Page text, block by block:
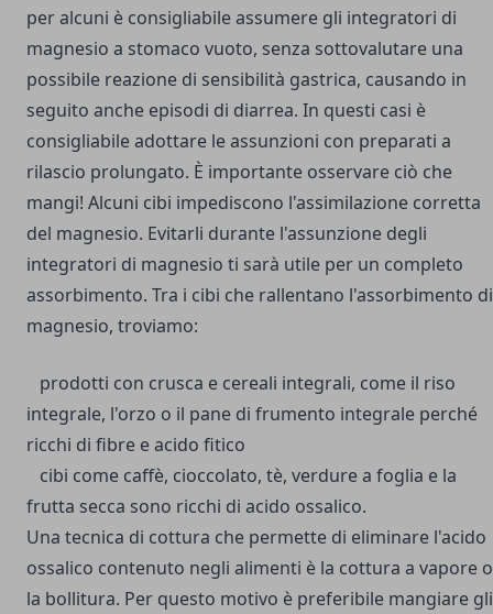
per alcuni è consigliabile assumere gli integratori di
magnesio a stomaco vuoto, senza sottovalutare una
possibile reazione di sensibilità gastrica, causando in
seguito anche episodi di diarrea. In questi casi è
consigliabile adottare le assunzioni con preparati a
rilascio prolungato. È importante osservare ciò che
mangi! Alcuni cibi impediscono l'assimilazione corretta
del magnesio. Evitarli durante l'assunzione degli
integratori di magnesio ti sarà utile per un completo
assorbimento. Tra i cibi che rallentano l'assorbimento di
magnesio, troviamo:
prodotti con crusca e cereali integrali, come il riso
integrale, l'orzo o il pane di frumento integrale perché
ricchi di fibre e acido fitico
cibi come caffè, cioccolato, tè, verdure a foglia e la
frutta secca sono ricchi di acido ossalico.
Una tecnica di cottura che permette di eliminare l'acido
ossalico contenuto negli alimenti è la cottura a vapore o
la bollitura. Per questo motivo è preferibile mangiare gli